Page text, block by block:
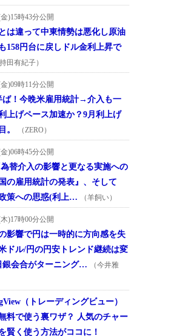
)15時43分公開
は違って中東情勢は悪化し原油
158円台に戻しドル金利上昇で
持田有紀子）
)09時11分公開
ば！今晩米雇用統計→介入も一
上げペース加速か？9月利上げ
。
（ZERO）
)06時45分公開
替介入の影響と更なる実施への
の雇用統計の発表』、そして
策への思惑(利上…
（羊飼い）
)17時00分公開
影響で円は一時的に方向感を失
ドル/円の円安トレンド継続は変
銀会合がターニング…
（今井雅
（トレーディングビュー）
料で使う裏ワザ？ 人気のチャー
賢く使う方法がココに！